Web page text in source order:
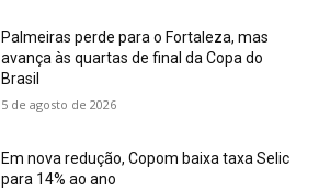
Palmeiras perde para o Fortaleza, mas
avança às quartas de final da Copa do
Brasil
5 de agosto de 2026
Em nova redução, Copom baixa taxa Selic
para 14% ao ano